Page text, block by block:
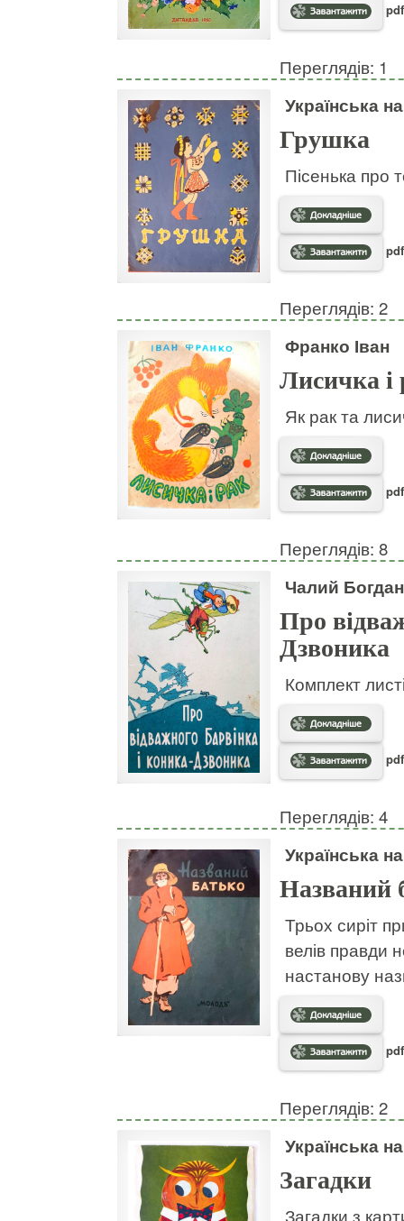
Переглядів: 1
Українська
Грушка
Пісенька про
Переглядів: 2
Франко Іван
Лисичка і
Як рак та
Переглядів: 8
Чалий
Про
Дзвоника
Комплект
Переглядів: 4
Українська
Названий
Трьох сиріт
велів правди
настанову
Переглядів: 2
Українська
Загадки
Загадки з